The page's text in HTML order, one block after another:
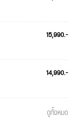
15,990.-
14,990.-
ดูทั้งหมด